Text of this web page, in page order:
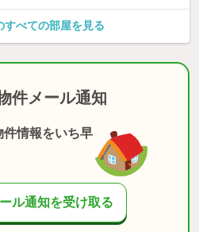
すべての部屋を見る
件メール通知
情報をいち早
ル通知を受け取る